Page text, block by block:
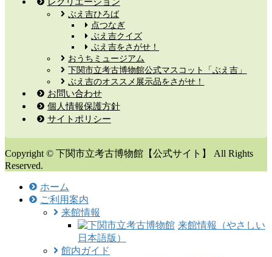
ぶえ吉ひろば
点つなぎ
ぶえ吉クイズ
ぶえ吉をさがせ！
おうちミュージアム
下関市立考古博物館公式マスコット「ぶえ吉」
ぶえ吉のオススメ展示品をさがせ！
お問い合わせ
個人情報保護方針
サイトポリシー
Copyright © 下関市立考古博物館【公式サイト】 All Rights
Reserved.
ホーム
ご利用案内
来館情報
来館情報（やさしい
日本語版）
館内ガイド